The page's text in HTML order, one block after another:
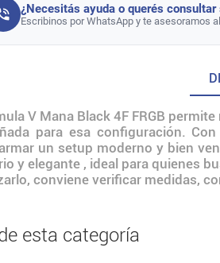
¿Necesitás ayuda o querés
Escribinos por WhatsApp y te asesoramos
V Mana Black 4F FRGB
para esa configuración.
un setup moderno y bien
y elegante , ideal para quienes
conviene verificar medidas,
esta categoría